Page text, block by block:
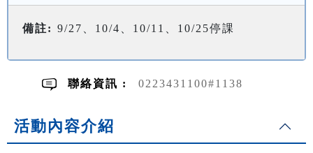
備註: 9/27、10/4、10/11、10/25停課
聯絡資訊 : 0223431100#1138
活動內容介紹